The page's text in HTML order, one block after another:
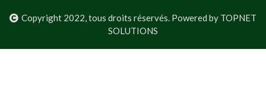
Copyright 2022, tous droits réservés. Powered by TOPNET
SOLUTIONS